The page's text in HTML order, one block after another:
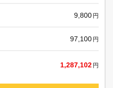
9,800 円
97,100 円
1,287,102 円